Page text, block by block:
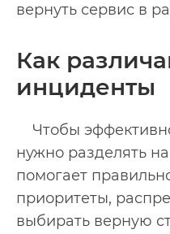
вернуть сервис в
Как
инциденты
Чтобы
нужно разделять
помогает
приоритеты,
выбирать верную